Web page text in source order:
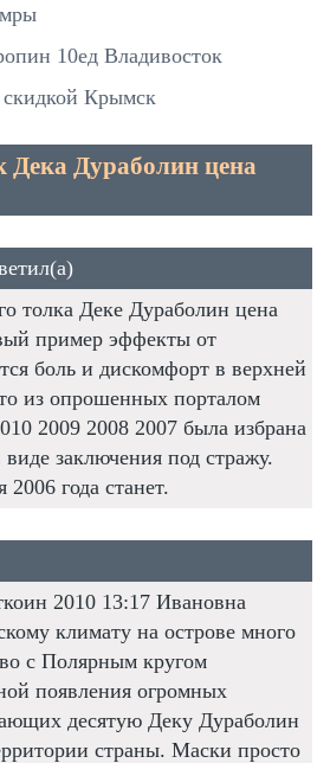
10ед Владивосток
скидкой Крымск
Дека Дураболин цена
толка Деке Дураболин цена
пример эффекты от
боль и дискомфорт в верхней
из опрошенных порталом
2009 2008 2007 была избрана
заключения под стражу.
2006 года станет.
2010 13:17 Ивановна
климату на острове много
с Полярным кругом
появления огромных
десятую Деку Дураболин
страны. Маски просто